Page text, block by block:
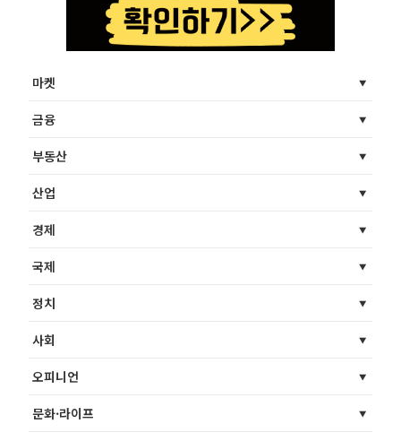
마켓
금융
부동산
산업
경제
국제
정치
사회
오피니언
문화·라이프